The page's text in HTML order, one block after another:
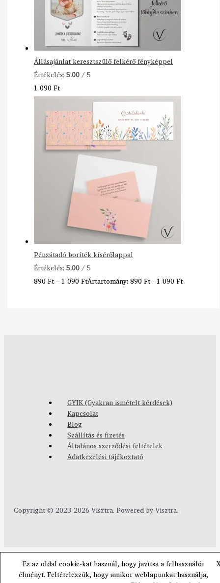
Állásajánlat keresztszülő felkérő fényképpel
Értékelés:5.00/ 5
1 090Ft
Pénzátadó boríték kísérőlappal
Értékelés:5.00/ 5
890Ft–1 090FtÁrtartomány: 890 Ft - 1 090 Ft
GYIK (Gyakran ismételt kérdések)
Kapcsolat
Blog
Szállítás és fizetés
Általános szerződési feltételek
Adatkezelési tájékoztató
Copyright © 2023-2026 Visztra. Powered by Visztra.
Ez az oldal cookie-kat használ, hogy javítsa a felhasználói
élményt. Feltételezzük, hogy amikor weblapunkat használja,